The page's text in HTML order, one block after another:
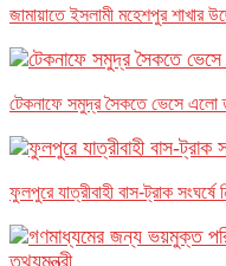
জামায়াতে ইসলামী মহেশপুর শাখার
টেকনাফে সমুদ্র সৈকতে ভেসে এলো
ফুলপুরে যাত্রীবাহী বাস-ট্রাক